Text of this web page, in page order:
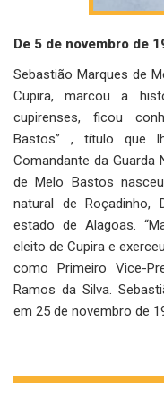
De 5 de novembro de
Sebastião Marques de
Cupira, marcou a
cupirenses, ficou
Bastos” , título que
Comandante da Guarda
de Melo Bastos
natural de Roçadinho,
estado de Alagoas.
eleito de Cupira e
como Primeiro Vice-
Ramos da Silva.
em 25 de novembro de